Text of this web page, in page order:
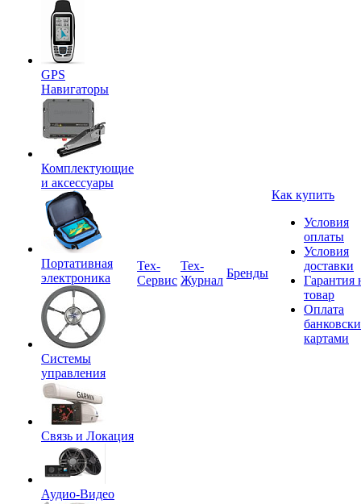
GPS
Навигаторы
Комплектующие
и аксессуары
Портативная
электроника
Системы
управления
Связь и Локация
Аудио-Видео
Tex-
Сервис
Тех-
Журнал
Бренды
Как купить
Условия
оплаты
Условия
доставки
Гарантия
товар
Оплата
картами